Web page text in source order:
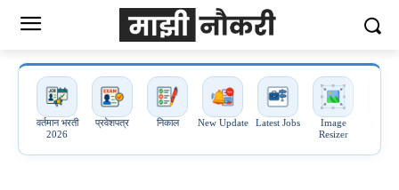
वर्तमान भरती
2026
प्रवेशपत्र निकाल New Update Latest Jobs
Image
Resizer